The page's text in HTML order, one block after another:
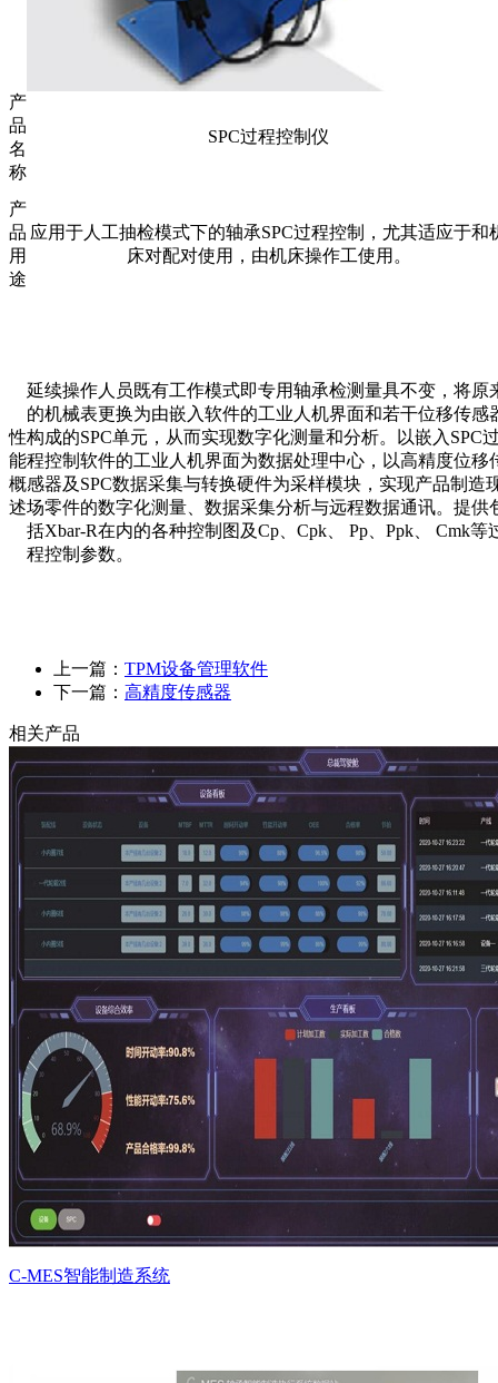
产
品
名
称
SPC过程控制仪
产
品
用
途
应用于人工抽检模式下的轴承SPC过程控制，尤其适应于和
床对配对使用，由机床操作工使用。
性
能
概
述
延续操作人员既有工作模式即专用轴承检测量具不变，将原
的机械表更换为由嵌入软件的工业人机界面和若干位移传感
构成的SPC单元，从而实现数字化测量和分析。以嵌入SPC
程控制软件的工业人机界面为数据处理中心，以高精度位移
感器及SPC数据采集与转换硬件为采样模块，实现产品制造
场零件的数字化测量、数据采集分析与远程数据通讯。提供
括Xbar-R在内的各种控制图及Cp、Cpk、 Pp、Ppk、 Cmk等
程控制参数。
上一篇： TPM设备管理软件
下一篇： 高精度传感器
相关产品
C-MES智能制造系统